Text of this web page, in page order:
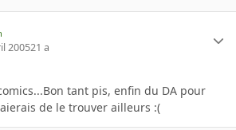
200521 a
tant pis, enfin du DA pour
de le trouver ailleurs :(